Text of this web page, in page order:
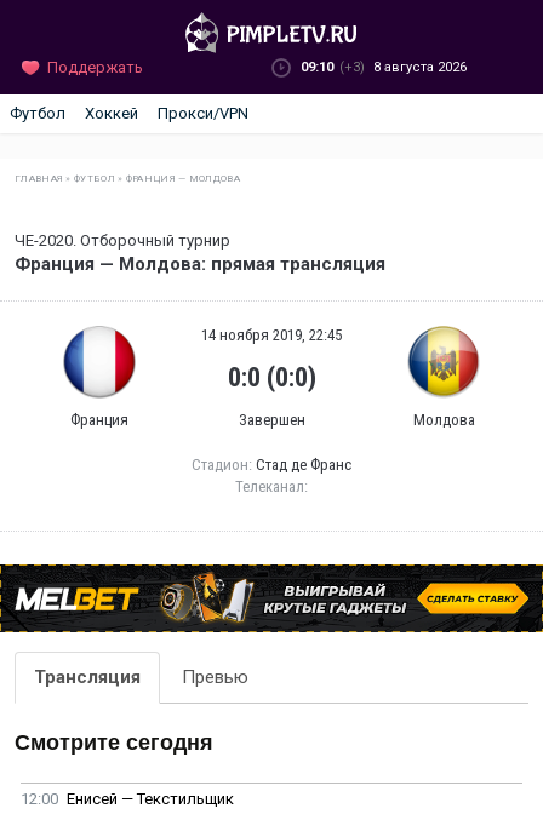
Поддержать 09:10 (+3) 8 августа 2026
Футбол Хоккей Прокси/VPN
ГЛАВНАЯ »ФУТБОЛ » ФРАНЦИЯ — МОЛДОВА
ЧЕ-2020. Отборочный турнир
Франция — Молдова: прямая трансляция
Франция
14 ноября 2019, 22:45
0:0 (0:0)
Завершен Молдова
Стадион: Стад де Франс
Телеканал:
Трансляция Превью
Смотрите сегодня
12:00 Енисей — Текстильщик